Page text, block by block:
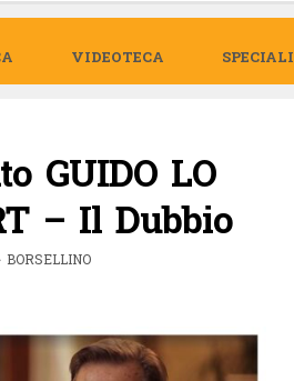
VIDEOTECA SPECIALI
GUIDO LO
– Il Dubbio
BORSELLINO